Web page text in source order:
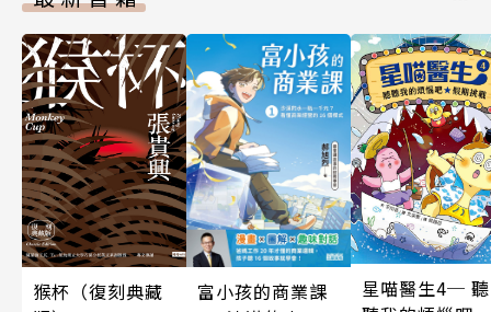
猴杯（復刻典藏
富小孩的商業課
星喵醫生4─ 聽